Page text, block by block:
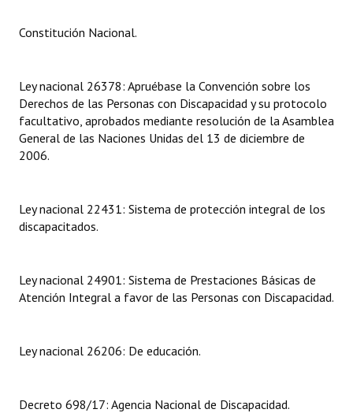
Proyectos Presentados
Actas de Sesión
Informes de Unidad Coordinadora
Ejecución Presupuestaria
NORMATIVA
Declaraciones
Resoluciones de Presidencia
Constitución Nacional.
Ley nacional 26378: Apruébase la Convención sobre los
Derechos de las Personas con Discapacidad y su protocolo
facultativo, aprobados mediante resolución de la Asamblea
General de las Naciones Unidas del 13 de diciembre de
2006.
Ley nacional 22431: Sistema de protección integral de los
discapacitados.
Ley nacional 24901: Sistema de Prestaciones Básicas de
Atención Integral a favor de las Personas con Discapacidad.
Ley nacional 26206: De educación.
Decreto 698/17: Agencia Nacional de Discapacidad.